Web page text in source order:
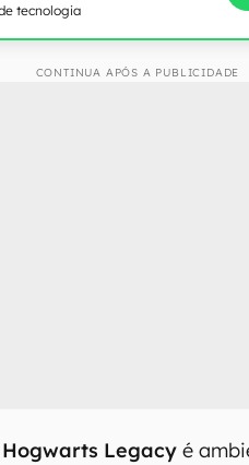
tecnologia
CONTINUA APÓS A PUBLICIDADE
Hogwarts Legacy é